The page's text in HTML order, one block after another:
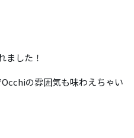
ました！
の雰囲気も味わえちゃい